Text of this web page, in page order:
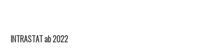
INTRASTAT ab 2022